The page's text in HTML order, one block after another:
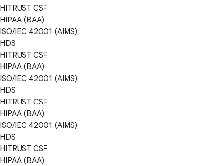
HITRUST CSF
HIPAA (BAA)
ISO/IEC 42001 (AIMS)
HDS
HITRUST CSF
HIPAA (BAA)
ISO/IEC 42001 (AIMS)
HDS
HITRUST CSF
HIPAA (BAA)
ISO/IEC 42001 (AIMS)
HDS
HITRUST CSF
HIPAA (BAA)